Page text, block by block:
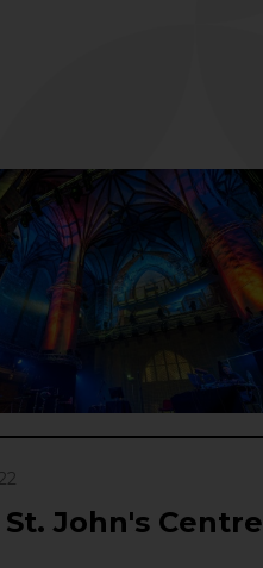
John's Centre